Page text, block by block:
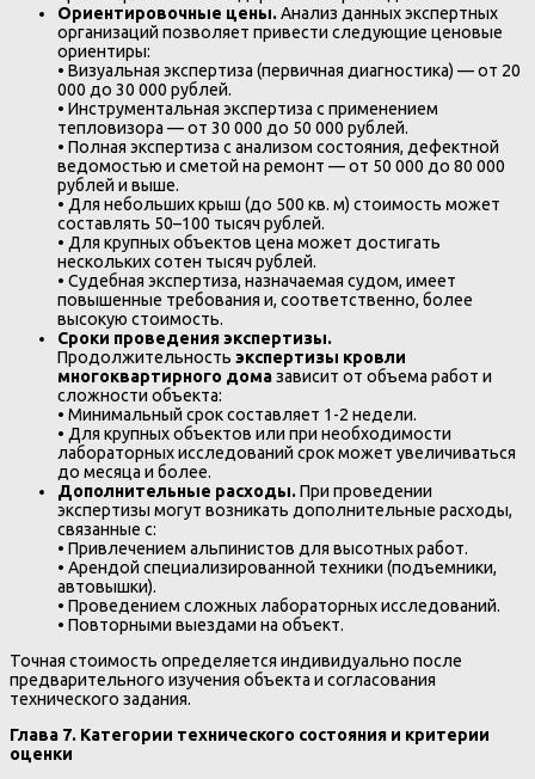
Ориентировочные цены.Анализ данных экспертных
организаций позволяет привести следующие ценовые
ориентиры:
• Визуальная экспертиза (первичная диагностика) — от 20
000 до 30 000 рублей.
• Инструментальная экспертиза с применением
тепловизора — от 30 000 до 50 000 рублей.
• Полная экспертиза с анализом состояния, дефектной
ведомостью и сметой на ремонт — от 50 000 до 80 000
рублей и выше.
• Для небольших крыш (до 500 кв. м) стоимость может
составлять 50–100 тысяч рублей.
• Для крупных объектов цена может достигать
нескольких сотен тысяч рублей.
• Судебная экспертиза, назначаемая судом, имеет
повышенные требования и, соответственно, более
высокую стоимость.
Сроки проведения экспертизы.
Продолжительность экспертизы кровли
многоквартирного домазависит от объема работ и
сложности объекта:
• Минимальный срок составляет 1-2 недели.
• Для крупных объектов или при необходимости
лабораторных исследований срок может увеличиваться
до месяца и более.
Дополнительные расходы.При проведении
экспертизы могут возникать дополнительные расходы,
связанные с:
• Привлечением альпинистов для высотных работ.
• Арендой специализированной техники (подъемники,
автовышки).
• Проведением сложных лабораторных исследований.
• Повторными выездами на объект.
Точная стоимость определяется индивидуально после
предварительного изучения объекта и согласования
технического задания.
Глава 7. Категории технического состояния и критерии
оценки